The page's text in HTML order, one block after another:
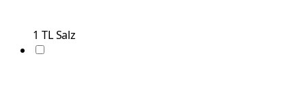
1 TLSalz